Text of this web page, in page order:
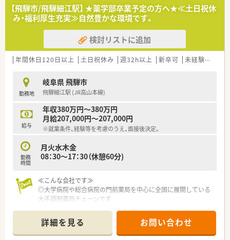
【飛騨市/飛騨細江駅】 ★薬学部卒業予定の方へ★≪土日祝休
み・福利厚生充実≫自然豊かな環境です。
検討リストに追加
年間休日120日以上 土日祝休み 週32h以上 新卒可 未経験可
勤務地
岐阜県 飛騨市
飛騨細江駅 (JR高山本線)
給与
年収380万円～380万円
月給207,000円～207,000円
※就業条件、経験等を考慮のうえ、面接後決定。
勤務
時間
月火水木金
08：30～17：30（休憩60分)
≪こんな会社です≫
◎大学病院や総合病院の門前薬局を中心に全国に展開している
大手調剤薬局チェーンです
◎薬学生を対象とした「就職企業人気ランキング」でも上位の会
社です
詳細を見る お問い合わせ